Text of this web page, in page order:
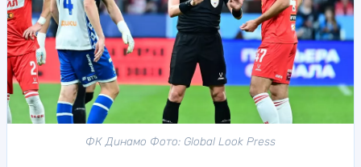
ФК Динамо Фото: Global Look Press